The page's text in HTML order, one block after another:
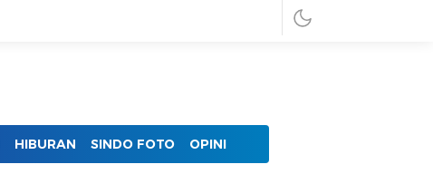
HIBURAN SINDO FOTO OPINI